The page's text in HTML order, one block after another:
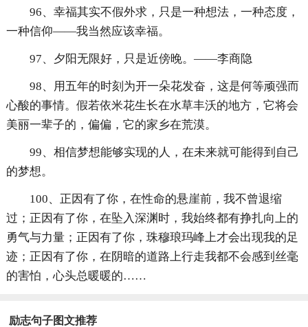
96、幸福其实不假外求，只是一种想法，一种态度，
一种信仰——我当然应该幸福。
97、夕阳无限好，只是近傍晚。——李商隐
98、用五年的时刻为开一朵花发奋，这是何等顽强而
心酸的事情。假若依米花生长在水草丰沃的地方，它将会
美丽一辈子的，偏偏，它的家乡在荒漠。
99、相信梦想能够实现的人，在未来就可能得到自己
的梦想。
100、正因有了你，在性命的悬崖前，我不曾退缩
过；正因有了你，在坠入深渊时，我始终都有挣扎向上的
勇气与力量；正因有了你，珠穆琅玛峰上才会出现我的足
迹；正因有了你，在阴暗的道路上行走我都不会感到丝毫
的害怕，心头总暖暖的……
励志句子图文推荐